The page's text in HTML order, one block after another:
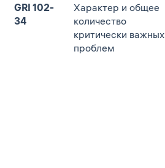
GRI 102-
34
Характер и общее
количество
критически важных
проблем